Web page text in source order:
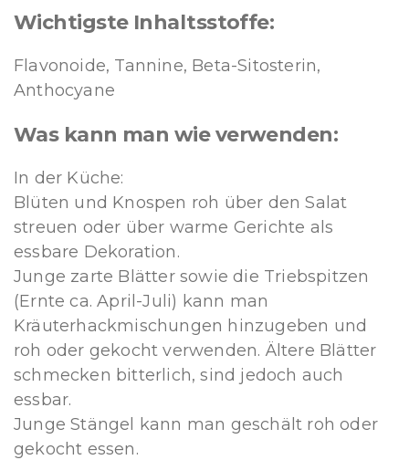
Wichtigste Inhaltsstoffe:
Flavonoide, Tannine, Beta-Sitosterin,
Anthocyane
Was kann man wie verwenden:
In der Küche:
Blüten und Knospen roh über den Salat
streuen oder über warme Gerichte als
essbare Dekoration.
Junge zarte Blätter sowie die Triebspitzen
(Ernte ca. April-Juli) kann man
Kräuterhackmischungen hinzugeben und
roh oder gekocht verwenden. Ältere Blätter
schmecken bitterlich, sind jedoch auch
essbar.
Junge Stängel kann man geschält roh oder
gekocht essen.